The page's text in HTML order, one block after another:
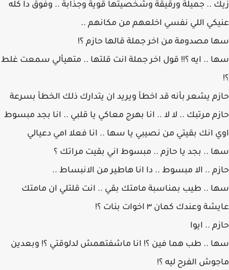
زيك .. جميلة ورقيقة وشخصيتها قوية وجذابة .. وفوق دا كله
عنيكي اللي نفسي اخلعهم من مكانهم ..
سها مصدومة من اخر جملة قالها حازم ؟!
سها .. ايه ؟!! قول اخر جملة انت قلتها .. متهيألي سمعت غلط
؟!
حازم يشعر بأنه قد اخطأ ويريد ان يتدارك ذلك الخطأ بسرعة
حازم مرتبك .. لا لا .. انا بهرج معاكي يا قلبي .. انا بجد مبسوط
اوي انك بقيتي من نصيبي يا سها .. انا فعلا امي دعيالي
سها .. بجد يا حازم .. مبسوط اني بقيت مراتك ؟
حازم .. الا مبسوط .. دا انا هاطير من الانبساط ..
سها .. طيب بمناسبة مامتك بقي .. انت قلتلي ان مامتك
عايشة وعندك كمان ٣ اخوات بنات ؟!
حازم .. ايوا
سها .. طب هما فين ؟! انا ماشفتهمش لدلوقتي ؟! وبعدين
ماجوش الفرح ليه ؟!